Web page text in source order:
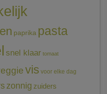
paprika pasta
snel klaar tomaat
vis voor elke dag
zonnig zuiders